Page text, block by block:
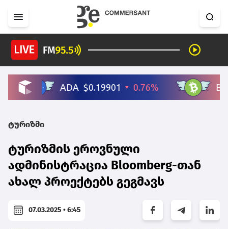
ტურიზმი
ტურიზმის ეროვნული
ადმინისტრაცია Bloomberg-თან
ახალ პროექტებს გეგმავს
07.03.2025 • 6:45